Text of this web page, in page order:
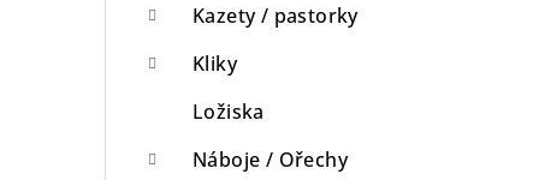
Kazety / pastorky
Kliky
Ložiska
Náboje / Ořechy